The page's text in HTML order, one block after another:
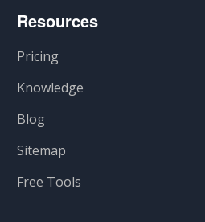
Resources
Pricing
Knowledge
Blog
Sitemap
Free Tools